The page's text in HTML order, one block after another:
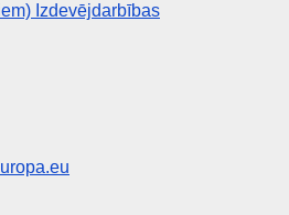
Izdevējdarbības